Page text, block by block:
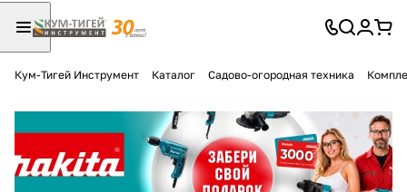
Кум-Тигей Инструмент Каталог Садово-огородная техника
Разбейте
оплатуна части